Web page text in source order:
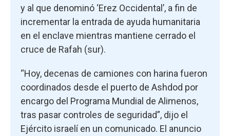
y al que denominó ‘Erez Occidental’, a fin de
incrementar la entrada de ayuda humanitaria
en el enclave mientras mantiene cerrado el
cruce de Rafah (sur).
“Hoy, decenas de camiones con harina fueron
coordinados desde el puerto de Ashdod por
encargo del Programa Mundial de Alimenos,
tras pasar controles de seguridad”, dijo el
Ejército israelí en un comunicado. El anuncio